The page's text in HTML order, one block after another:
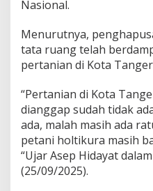
Nasional.
Menurutnya,
tata ruang telah
pertanian di Kota
“Pertanian di Kota
dianggap sudah tidak
ada, malah masih ada
petani holtikura masih
“Ujar Asep Hidayat
(25/09/2025).